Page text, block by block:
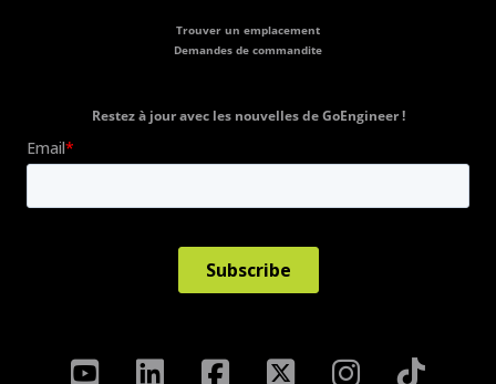
Trouver un emplacement
Demandes de commandite
Restez à jour avec les nouvelles de GoEngineer !